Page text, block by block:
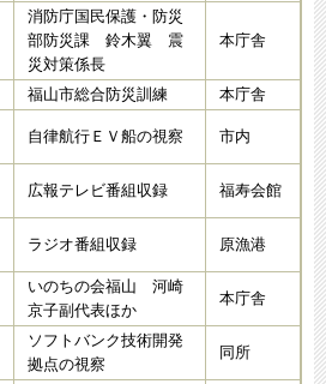
消防庁国民保護・防災
部防災課 鈴木翼 震
災対策係長
本庁舎
福山市総合防災訓練
本庁舎
自律航行ＥＶ船の視察 市内
広報テレビ番組収録 福寿会館
ラジオ番組収録 原漁港
いのちの会福山 河崎
京子副代表ほか
本庁舎
ソフトバンク技術開発
拠点の視察
同所